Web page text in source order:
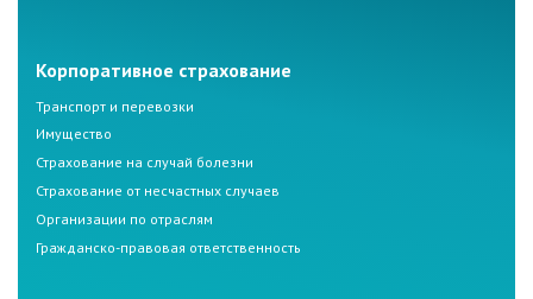
Корпоративное страхование
Транспорт и перевозки
Имущество
Страхование на случай болезни
Страхование от несчастных случаев
Организации по отраслям
Гражданско-правовая ответственность